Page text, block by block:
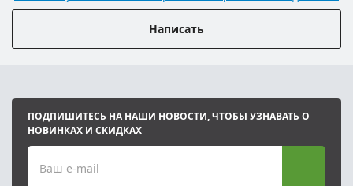
Написать
ПОДПИШИТЕСЬ НА НАШИ НОВОСТИ, ЧТОБЫ УЗНАВАТЬ О
НОВИНКАХ И СКИДКАХ
Ваш e-mail